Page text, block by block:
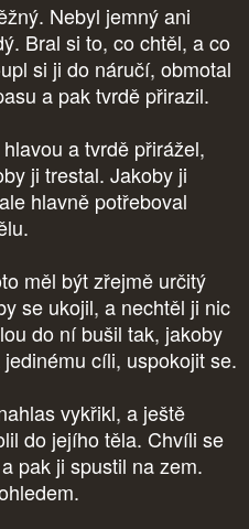
Nebyl jemný ani
Bral si to, co chtěl, a co
si ji do náručí, obmotal
a pak tvrdě přirazil.
a tvrdě přirážel,
ji trestal. Jakoby ji
hlavně potřeboval
měl být zřejmě určitý
se ukojil, a nechtěl ji nic
do ní bušil tak, jakoby
cíli, uspokojit se.
vykřikl, a ještě
do jejího těla. Chvíli se
pak ji spustil na zem.